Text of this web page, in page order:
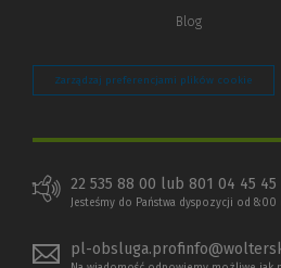
Blog
Zarządzaj preferencjami plików cookie
22 535 88 00 lub 801 04 45 45
Jesteśmy do Państwa dyspozycji od 8:00
pl-